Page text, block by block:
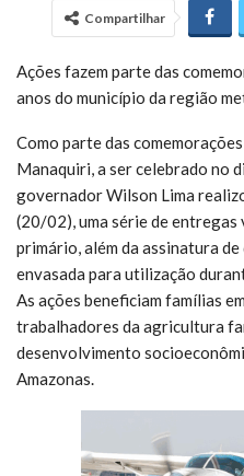
Compartilhar
Ações fazem parte das
anos do município da região
Como parte das
Manaquiri, a ser celebrado no
governador Wilson Lima
(20/02), uma série de
primário, além da assinatura
envasada para utilização
As ações beneficiam famílias
trabalhadores da agricultura
desenvolvimento
Amazonas.